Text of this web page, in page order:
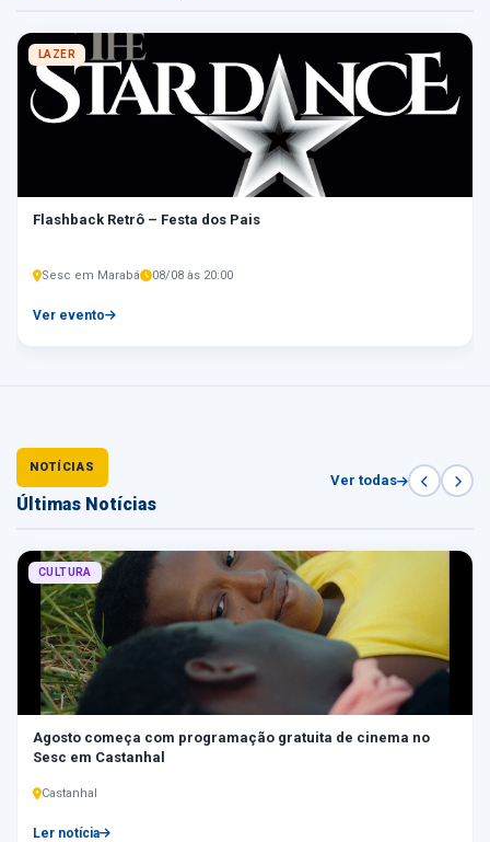
LAZER
Flashback Retrô – Festa dos Pais
Sesc em Marabá 08/08 às 20:00
Ver evento
NOTÍCIAS
Últimas Notícias
Ver todas
CULTURA
Agosto começa com programação gratuita de cinema no
Sesc em Castanhal
Castanhal
Ler notícia